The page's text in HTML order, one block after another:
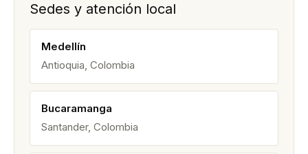
Sedes y atención local
Medellín
Antioquia, Colombia
Bucaramanga
Santander, Colombia